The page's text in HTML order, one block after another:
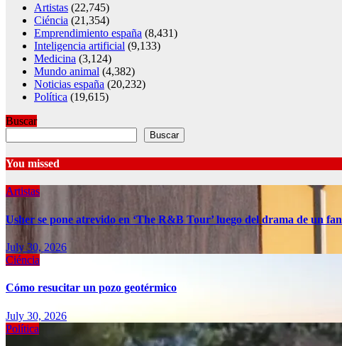
Artistas (22,745)
Ciéncia (21,354)
Emprendimiento españa (8,431)
Inteligencia artificial (9,133)
Medicina (3,124)
Mundo animal (4,382)
Noticias españa (20,232)
Política (19,615)
Buscar
Buscar
You missed
Artistas
Usher se pone atrevido en ‘The R&B Tour’ luego del drama de un fan
July 30, 2026
Ciéncia
Cómo resucitar un pozo geotérmico
July 30, 2026
Política